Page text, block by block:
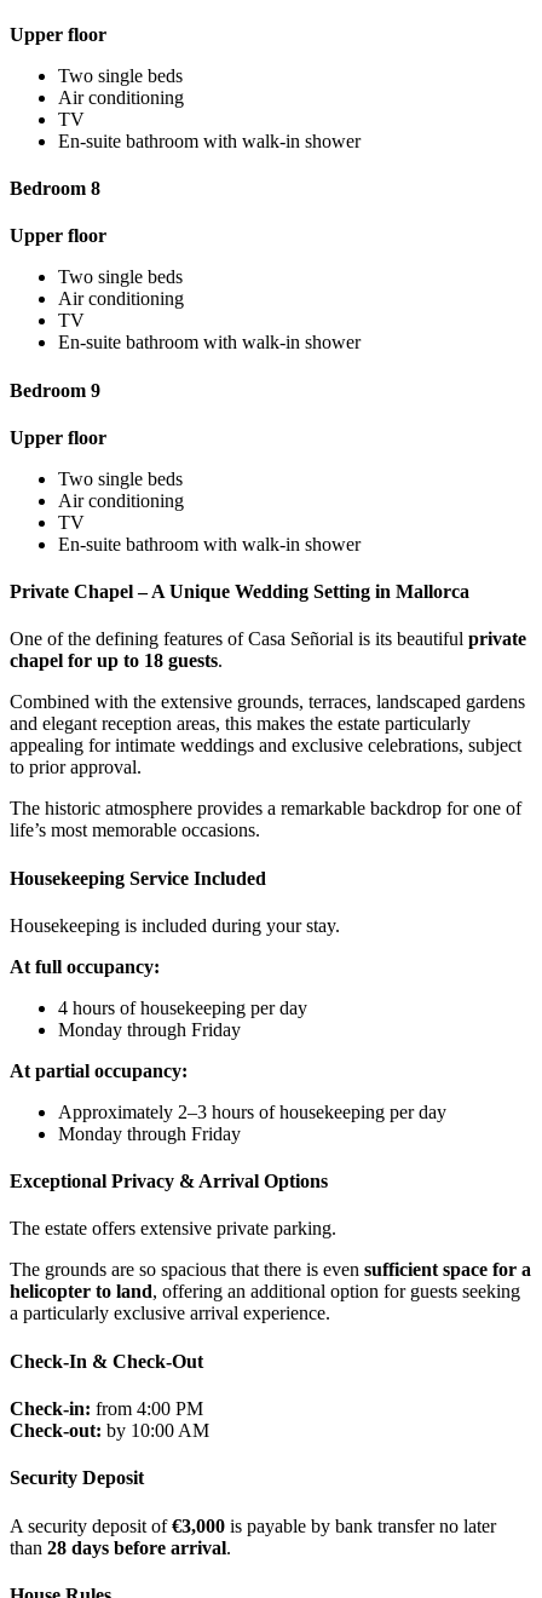
Upper floor
Two single beds
Air conditioning
TV
En-suite bathroom with walk-in shower
Bedroom 8
Upper floor
Two single beds
Air conditioning
TV
En-suite bathroom with walk-in shower
Bedroom 9
Upper floor
Two single beds
Air conditioning
TV
En-suite bathroom with walk-in shower
Private Chapel – A Unique Wedding Setting in Mallorca
One of the defining features of Casa Señorial is its beautiful private
chapel for up to 18 guests.
Combined with the extensive grounds, terraces, landscaped gardens
and elegant reception areas, this makes the estate particularly
appealing for intimate weddings and exclusive celebrations, subject
to prior approval.
The historic atmosphere provides a remarkable backdrop for one of
life’s most memorable occasions.
Housekeeping Service Included
Housekeeping is included during your stay.
At full occupancy:
4 hours of housekeeping per day
Monday through Friday
At partial occupancy:
Approximately 2–3 hours of housekeeping per day
Monday through Friday
Exceptional Privacy & Arrival Options
The estate offers extensive private parking.
The grounds are so spacious that there is even sufficient space for a
helicopter to land, offering an additional option for guests seeking
a particularly exclusive arrival experience.
Check-In & Check-Out
Check-in: from 4:00 PM
Check-out: by 10:00 AM
Security Deposit
A security deposit of€3,000 is payable by bank transfer no later
than 28 days before arrival.